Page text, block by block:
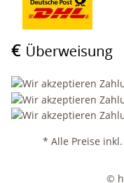
* Alle Preise
©